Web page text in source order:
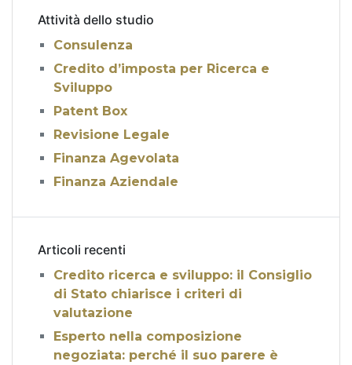
Attività dello studio
Consulenza
Credito d’imposta per Ricerca e
Sviluppo
Patent Box
Revisione Legale
Finanza Agevolata
Finanza Aziendale
Articoli recenti
Credito ricerca e sviluppo: il Consiglio
di Stato chiarisce i criteri di
valutazione
Esperto nella composizione
negoziata: perché il suo parere è